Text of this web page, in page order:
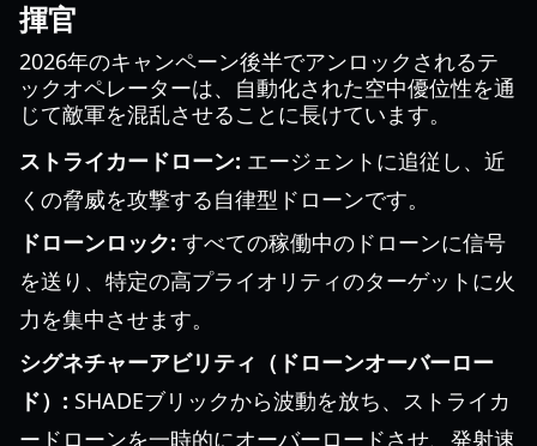
揮官
2026年のキャンペーン後半でアンロックされるテ
ックオペレーターは、自動化された空中優位性を通
じて敵軍を混乱させることに長けています。
ストライカードローン: エージェントに追従し、近
くの脅威を攻撃する自律型ドローンです。
ドローンロック: すべての稼働中のドローンに信号
を送り、特定の高プライオリティのターゲットに火
力を集中させます。
シグネチャーアビリティ（ドローンオーバーロー
ド）: SHADEブリックから波動を放ち、ストライカ
ードローンを一時的にオーバーロードさせ、発射速